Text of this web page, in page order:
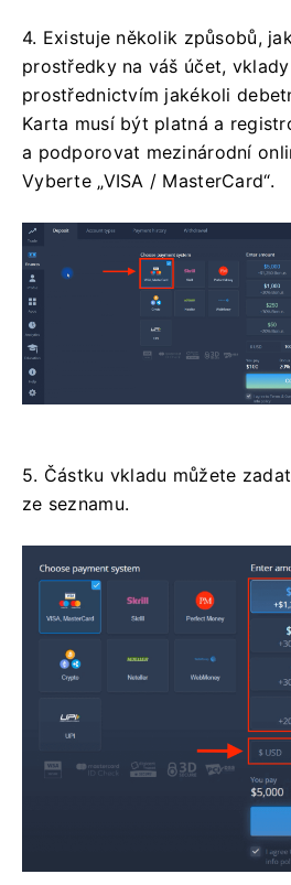
4. Existuje několik způsobů,
prostředky na váš účet,
prostřednictvím jakékoli
Karta musí být platná a
a podporovat mezinárodní
Vyberte „VISA / MasterCard“.
5. Částku vkladu můžete
ze seznamu.